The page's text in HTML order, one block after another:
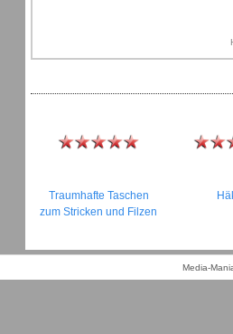
Traumhafte Taschen
zum Stricken und Filzen
Media-